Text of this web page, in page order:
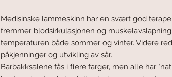
Medisinske lammeskinn har en svært god
fremmer blodsirkulasjonen og
temperaturen både sommer og vinter. Videre
påkjenninger og utvikling av sår.
Barbakksalene fås i flere farger, men alle har